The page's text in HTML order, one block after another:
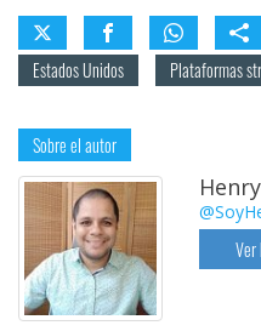
Estados Unidos
Plataformas
Sobre el autor